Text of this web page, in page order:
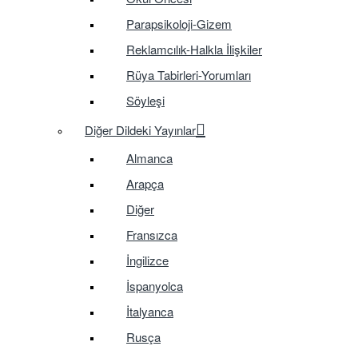
Parapsikoloji-Gizem
Reklamcılık-Halkla İlişkiler
Rüya Tabirleri-Yorumları
Söyleşi
Diğer Dildeki Yayınlar
Almanca
Arapça
Diğer
Fransızca
İngilizce
İspanyolca
İtalyanca
Rusça